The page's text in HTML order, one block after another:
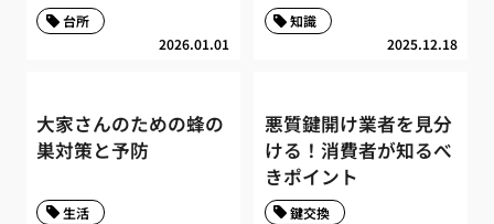
2026.01.01
台所
2025.12.18
知識
大家さんのための蜂の
巣対策と予防
生活
悪質鍵開け業者を見分
ける！消費者が知るべ
きポイント
鍵交換